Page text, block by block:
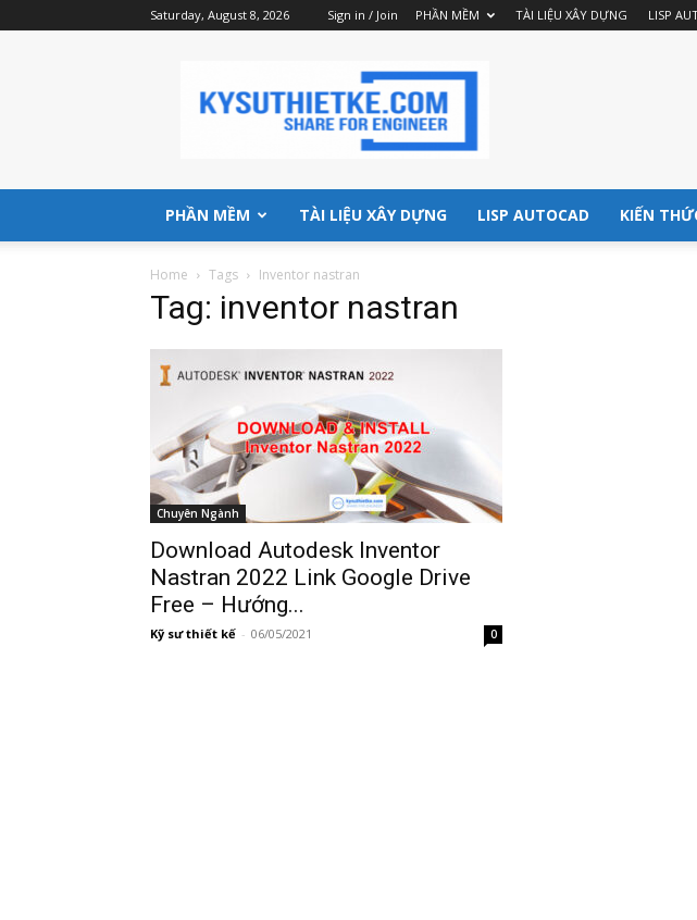
Saturday, August 8, 2026 Sign in / Join PHẦN MỀM TÀI LIỆU XÂY DỰNG LISP
Kysuthietke
|
Website
chia
phần
mềm,
tài
đầy
đủ
nhất
PHẦN MỀM TÀI LIỆU XÂY DỰNG LISP AUTOCAD KIẾN
Home Tags Inventor nastran
Tag: inventor nastran
Chuyên Ngành
Download Autodesk Inventor
Nastran 2022 Link Google Drive
Free – Hướng...
Kỹ sư thiết kế - 06/05/2021 0